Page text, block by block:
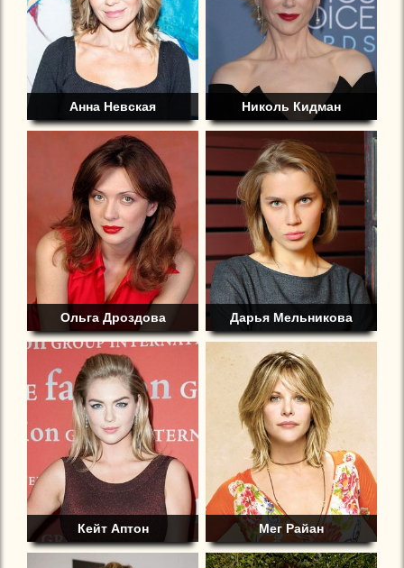
Анна Невская Николь Кидман
Ольга Дроздова Дарья Мельникова
Кейт Аптон Мег Райан